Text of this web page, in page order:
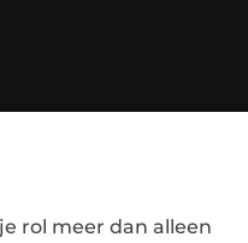
rol meer dan alleen